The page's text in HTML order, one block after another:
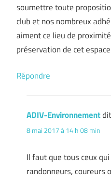
soumettre toute
club et nos nombreux
aiment ce lieu de
préservation de cet
Répondre
ADIV-Environnement
8 mai 2017 à 14 h 08 min
Il faut que tous ceux
randonneurs, coureurs